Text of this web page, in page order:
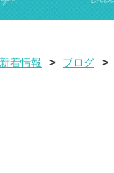
新着情報 ブログ